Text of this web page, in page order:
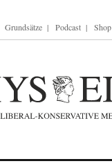
Grundsätze Podcast Shop